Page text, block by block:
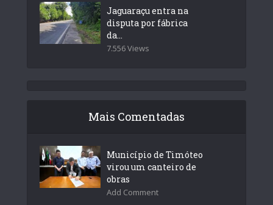
Jaguaraçu entra na
disputa por fábrica
da...
7.556 Views
Mais Comentadas
Município de Timóteo
virou um canteiro de
obras
Add Comment